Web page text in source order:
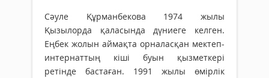
Сәуле Құрманбекова 1974 жылы
Қызылорда қаласында дүниеге келген.
Еңбек жолын аймақта орна­ласқан мектеп-
интер­­­наттың кіші буын қызметкері
ретінде бас­таған. 1991 жылы өмірлік